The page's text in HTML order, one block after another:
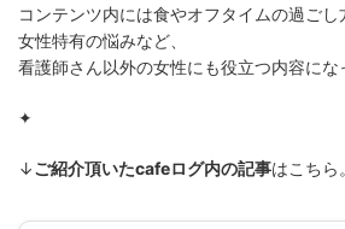
コンテンツ内には食やオフタイムの過ごし
女性特有の悩みなど、
看護師さん以外の女性にも役立つ内容に
✦
↓ご紹介頂いたcafeログ内の記事はこちら。